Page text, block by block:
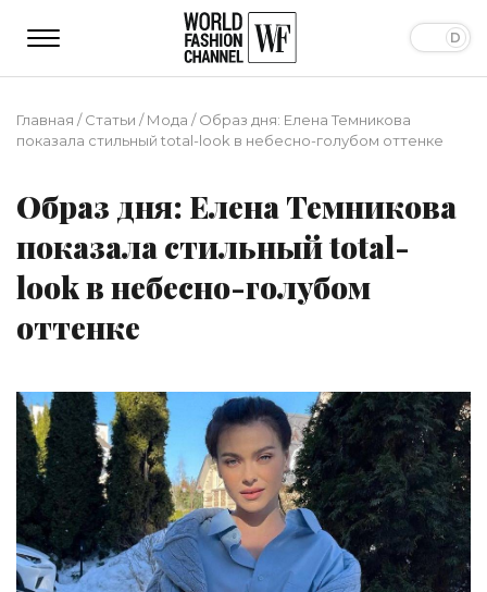
Главная /Статьи /Мода /Образ дня: Елена Темникова
показала стильный total-look в небесно-голубом оттенке
Образ дня: Елена Темникова
показала стильный total-
look в небесно-голубом
оттенке